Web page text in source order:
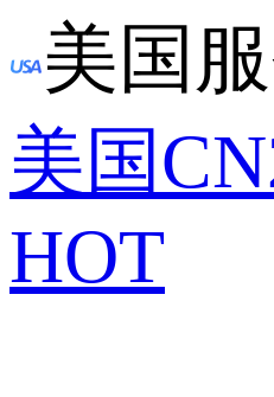
美国
美国
HOT